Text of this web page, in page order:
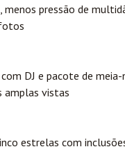
pressão de
DJ e pacote de
amplas vistas
estrelas com